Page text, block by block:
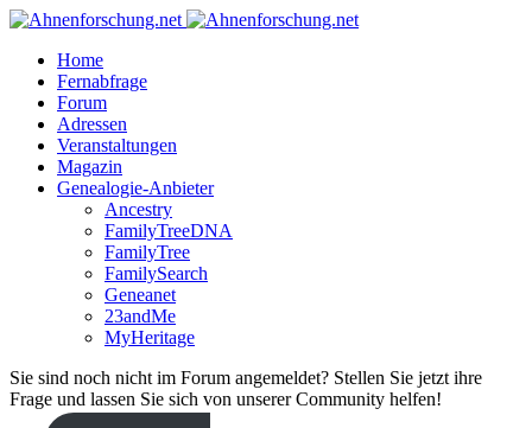
Home
Fernabfrage
Forum
Adressen
Veranstaltungen
Magazin
Genealogie-Anbieter
Ancestry
FamilyTreeDNA
FamilyTree
FamilySearch
Geneanet
23andMe
MyHeritage
Sie sind noch nicht im Forum angemeldet? Stellen Sie jetzt ihre
Frage und lassen Sie sich von unserer Community helfen!